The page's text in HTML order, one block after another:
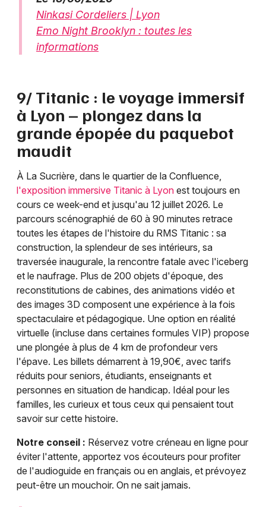
Ninkasi Cordeliers | Lyon
Emo Night Brooklyn : toutes les
informations
9/ Titanic : le voyage immersif
à Lyon – plongez dans la
grande épopée du paquebot
maudit
À La Sucrière, dans le quartier de la Confluence,
l'exposition immersive Titanic à Lyon est toujours en
cours ce week-end et jusqu'au 12 juillet 2026. Le
parcours scénographié de 60 à 90 minutes retrace
toutes les étapes de l'histoire du RMS Titanic : sa
construction, la splendeur de ses intérieurs, sa
traversée inaugurale, la rencontre fatale avec l'iceberg
et le naufrage. Plus de 200 objets d'époque, des
reconstitutions de cabines, des animations vidéo et
des images 3D composent une expérience à la fois
spectaculaire et pédagogique. Une option en réalité
virtuelle (incluse dans certaines formules VIP) propose
une plongée à plus de 4 km de profondeur vers
l'épave. Les billets démarrent à 19,90€, avec tarifs
réduits pour seniors, étudiants, enseignants et
personnes en situation de handicap. Idéal pour les
familles, les curieux et tous ceux qui pensaient tout
savoir sur cette histoire.
Notre conseil : Réservez votre créneau en ligne pour
éviter l'attente, apportez vos écouteurs pour profiter
de l'audioguide en français ou en anglais, et prévoyez
peut-être un mouchoir. On ne sait jamais.